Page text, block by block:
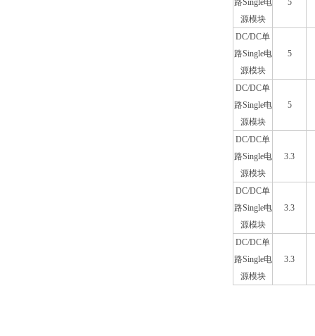
路Single电
源模块
5
DC/DC单
路Single电
源模块
5
DC/DC单
路Single电
源模块
5
DC/DC单
路Single电
源模块
3.3
DC/DC单
路Single电
源模块
3.3
DC/DC单
路Single电
源模块
3.3